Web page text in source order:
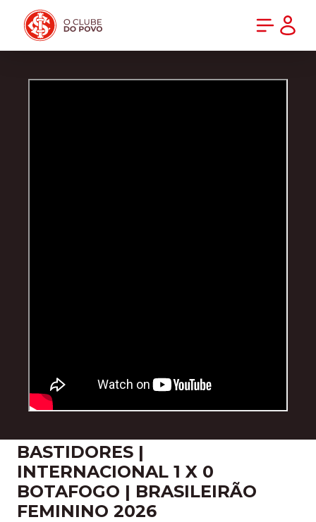
BASTIDORES |
INTERNACIONAL 1 X 0
BOTAFOGO | BRASILEIRÃO
FEMININO 2026